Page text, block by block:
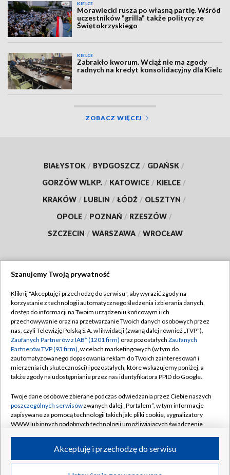
KIELCE
Morawiecki rusza po własną partię. Wśród
uczestników "grilla" także politycy ze
Świętokrzyskiego
KIELCE
Zabrakło kworum. Wciąż nie ma zgody
radnych na kredyt konsolidacyjny dla Kielc
ZOBACZ WIĘCEJ
BIAŁYSTOK / BYDGOSZCZ / GDAŃSK /
GORZÓW WLKP. / KATOWICE / KIELCE /
KRAKÓW / LUBLIN / ŁÓDŹ / OLSZTYN /
OPOLE / POZNAŃ / RZESZÓW /
SZCZECIN / WARSZAWA / WROCŁAW
TVP
Abonament TVP
Emisja w TVP
Centrum informacji TVP
Naziemna Telewizja Cyfrowa
Rada Programowa
System NOS
Informacje o nadawcy
Program dla prasy
Regulamin TVP
Polityka prywatności
Moje zgody
Pomoc
Kontakt
Kanały
©2026 Telewizja Polska S.A. w likwidacji
Szanujemy Twoją prywatność
Kliknij "Akceptuję i przechodzę do serwisu", aby wyrazić zgody na
korzystanie z technologii automatycznego śledzenia i zbierania danych,
dostęp do informacji na Twoim urządzeniu końcowym i ich
przechowywanie oraz na przetwarzanie Twoich danych osobowych przez
nas, czyli Telewizję Polską S.A. w likwidacji (zwaną dalej również „TVP”),
Zaufanych Partnerów z IAB* (1201 firm) oraz pozostałych Zaufanych
Partnerów TVP (93 firm), w celach marketingowych (w tym do
zautomatyzowanego dopasowania reklam do Twoich zainteresowań i
mierzenia ich skuteczności) i pozostałych, które wskazujemy poniżej, a
także zgody na udostępnianie przez nas identyfikatora PPID do Google.
Twoje dane osobowe zbierane podczas odwiedzania przez Ciebie naszych
poszczególnych serwisówzwanych dalej „Portalem”, w tym informacje
zapisywane za pomocą technologii takich jak: pliki cookie, sygnalizatory
WWW lub innych podobnych technologii umożliwiających świadczenie
ruchu w Internecie.
Twoje dane osobowe zbierane podczas odwiedzania przez Ciebie
Akceptuję i przechodzę do serwisu